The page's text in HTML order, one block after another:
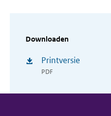
Downloaden
Printversie
PDF